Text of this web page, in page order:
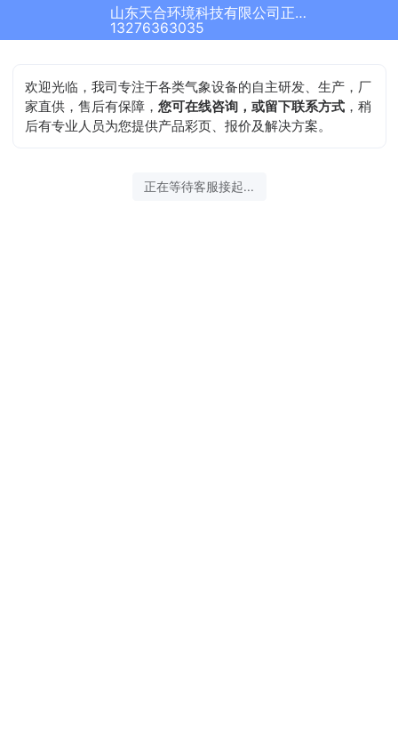
山东天合环境科技有限公司正在为您服务
13276363035
欢迎光临，我司专注于各类气象设备的自主研发、生产，厂
家直供，售后有保障，您可在线咨询，或留下联系方式 ，稍
后有专业人员为您提供产品彩页、报价及解决方案。
正在等待客服接起...